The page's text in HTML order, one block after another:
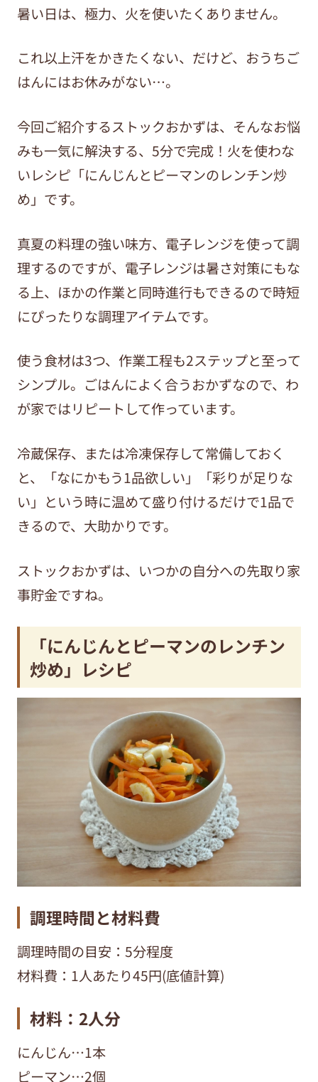
暑い日は、極力、火を使いたくありません。
これ以上汗をかきたくない、だけど、おうちご
はんにはお休みがない…。
今回ご紹介するストックおかずは、そんなお悩
みも一気に解決する、5分で完成！火を使わな
いレシピ「にんじんとピーマンのレンチン炒
め」です。
真夏の料理の強い味方、電子レンジを使って調
理するのですが、電子レンジは暑さ対策にもな
る上、ほかの作業と同時進行もできるので時短
にぴったりな調理アイテムです。
使う食材は3つ、作業工程も2ステップと至って
シンプル。ごはんによく合うおかずなので、わ
が家ではリピートして作っています。
冷蔵保存、または冷凍保存して常備しておく
と、「なにかもう1品欲しい」「彩りが足りな
い」という時に温めて盛り付けるだけで1品で
きるので、大助かりです。
ストックおかずは、いつかの自分への先取り家
事貯金ですね。
「にんじんとピーマンのレンチン
炒め」レシピ
調理時間と材料費
調理時間の目安：5分程度
材料費：1人あたり45円(底値計算)
材料：2人分
にんじん…1本
ピーマン…2個